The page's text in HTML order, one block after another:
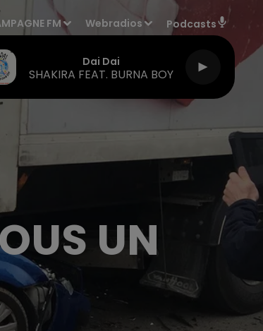
FM Webradios Podcasts
Dai Dai
SHAKIRA FEAT. BURNA BOY
UN